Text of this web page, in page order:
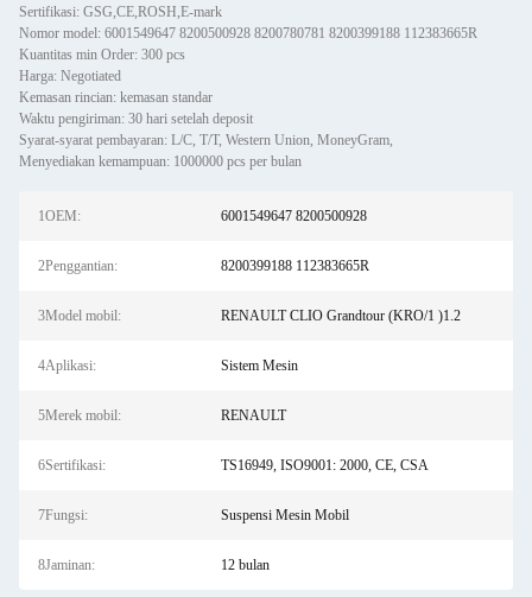
Sertifikasi: GSG,CE,ROSH,E-mark
Nomor model: 6001549647 8200500928 8200780781 8200399188 112383665R
Kuantitas min Order: 300 pcs
Harga: Negotiated
Kemasan rincian: kemasan standar
Waktu pengiriman: 30 hari setelah deposit
Syarat-syarat pembayaran: L/C, T/T, Western Union, MoneyGram,
Menyediakan kemampuan: 1000000 pcs per bulan
1OEM: 6001549647 8200500928
2Penggantian: 8200399188 112383665R
3Model mobil: RENAULT CLIO Grandtour (KRO/1 )1.2
4Aplikasi: Sistem Mesin
5Merek mobil: RENAULT
6Sertifikasi: TS16949, ISO9001: 2000, CE, CSA
7Fungsi: Suspensi Mesin Mobil
8Jaminan: 12 bulan